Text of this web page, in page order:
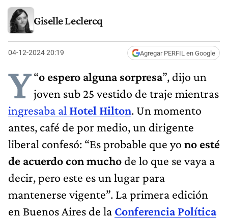
Giselle Leclercq
04-12-2024 20:19 Agregar PERFIL en Google
“
Y o espero alguna sorpresa”, dijo un
joven sub 25 vestido de traje mientras
ingresaba al Hotel Hilton. Un momento
antes, café de por medio, un dirigente
liberal confesó: “Es probable que yo no esté
de acuerdo con mucho de lo que se vaya a
decir, pero este es un lugar para
mantenerse vigente”. La primera edición
en Buenos Aires de la Conferencia Política